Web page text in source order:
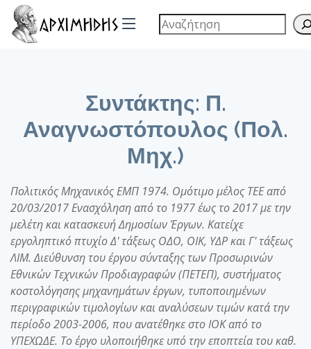
Συντάκτης: Π.
Αναγνωστόπουλος (Πολ.
Μηχ.)
Πολιτικός Μηχανικός ΕΜΠ 1974. Ομότιμο μέλος ΤΕΕ από
20/03/2017 Ενασχόληση από το 1977 έως το 2017 με την
μελέτη και κατασκευή Δημοσίων Έργων. Κατείχε
εργοληπτικό πτυχίο Δ' τάξεως ΟΔΟ, ΟΙΚ, ΥΔΡ και Γ' τάξεως
ΛΙΜ. Διεύθυνση του έργου σύνταξης των Προσωρινών
Εθνικών Τεχνικών Προδιαγραφών (ΠΕΤΕΠ), συστήματος
κοστολόγησης μηχανημάτων έργων, τυποποιημένων
περιγραφικών τιμολογίων και αναλύσεων τιμών κατά την
περίοδο 2003-2006, που ανατέθηκε στο ΙΟΚ από το
ΥΠΕΧΩΔΕ. Το έργο υλοποιήθηκε υπό την εποπτεία του καθ.